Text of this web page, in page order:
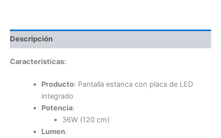
Descripción
Características:
Producto: Pantalla estanca con placa de LED
integrado
Potencia:
36W (120 cm)
Lumen: